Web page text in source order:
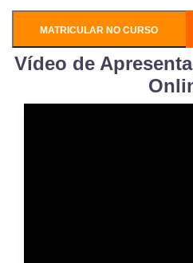
MATRICULAR NO CURSO
Vídeo de